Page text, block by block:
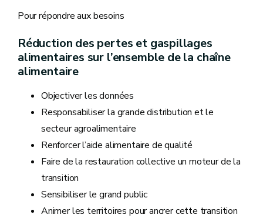
Pour répondre aux besoins
Réduction des pertes et gaspillages
alimentaires sur l’ensemble de la chaîne
alimentaire
Objectiver les données
Responsabiliser la grande distribution et le
secteur agroalimentaire
Renforcer l’aide alimentaire de qualité
Faire de la restauration collective un moteur de la
transition
Sensibiliser le grand public
Animer les territoires pour ancrer cette transition